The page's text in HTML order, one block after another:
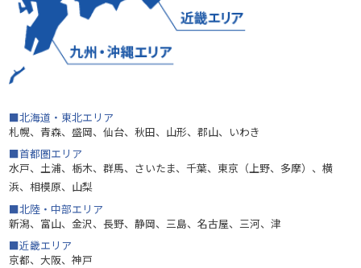
■北海道・東北エリア
札幌、青森、盛岡、仙台、秋田、山形、郡山、いわき
■首都圏エリア
水戸、土浦、栃木、群馬、さいたま、千葉、東京（上野、多摩）、横
浜、相模原、山梨
■北陸・中部エリア
新潟、富山、金沢、長野、静岡、三島、名古屋、三河、津
■近畿エリア
京都、大阪、神戸